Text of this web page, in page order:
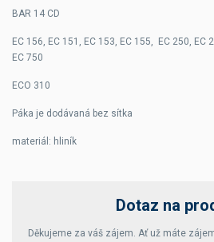
BAR 14 CD
EC 156, EC 151, EC 153, EC 155, EC 250, EC
EC 750
ECO 310
Páka je dodávaná bez sítka
materiál: hliník
Dotaz na
Děkujeme za váš zájem. Ať už máte